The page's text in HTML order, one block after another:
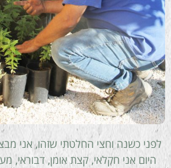
לפני כשנה וחצי החלטתי שזהו, אני
היום אני חקלאי, קצת אומן, דבוראי,